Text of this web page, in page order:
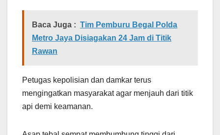
Baca Juga : Tim Pemburu Begal Polda
Metro Jaya Disiagakan 24 Jam di Titik
Rawan
Petugas kepolisian dan damkar terus
mengingatkan masyarakat agar menjauh dari titik
api demi keamanan.